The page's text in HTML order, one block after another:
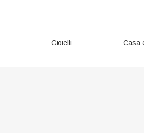
Gioielli Casa